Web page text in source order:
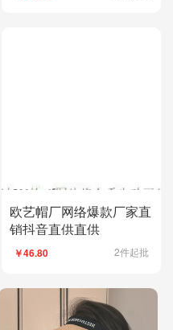
欧艺帽厂网络爆款厂家直
销抖音直供直供
￥46.80 2件起批